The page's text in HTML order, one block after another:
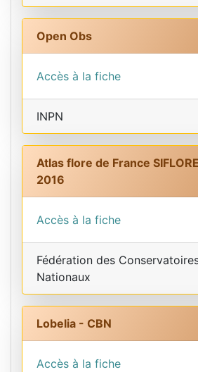
Open Obs
Accès à la fiche
INPN
Atlas flore de France
2016
Accès à la fiche
Fédération des
Nationaux
Lobelia - CBN
Accès à la fiche